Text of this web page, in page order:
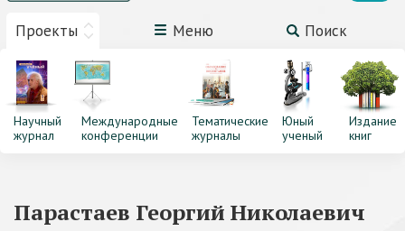
Проекты Меню Поиск
Научный
журнал
Международные
конференции
Тематические
журналы
Юный
ученый
Издание
книг
Парастаев Георгий Николаевич